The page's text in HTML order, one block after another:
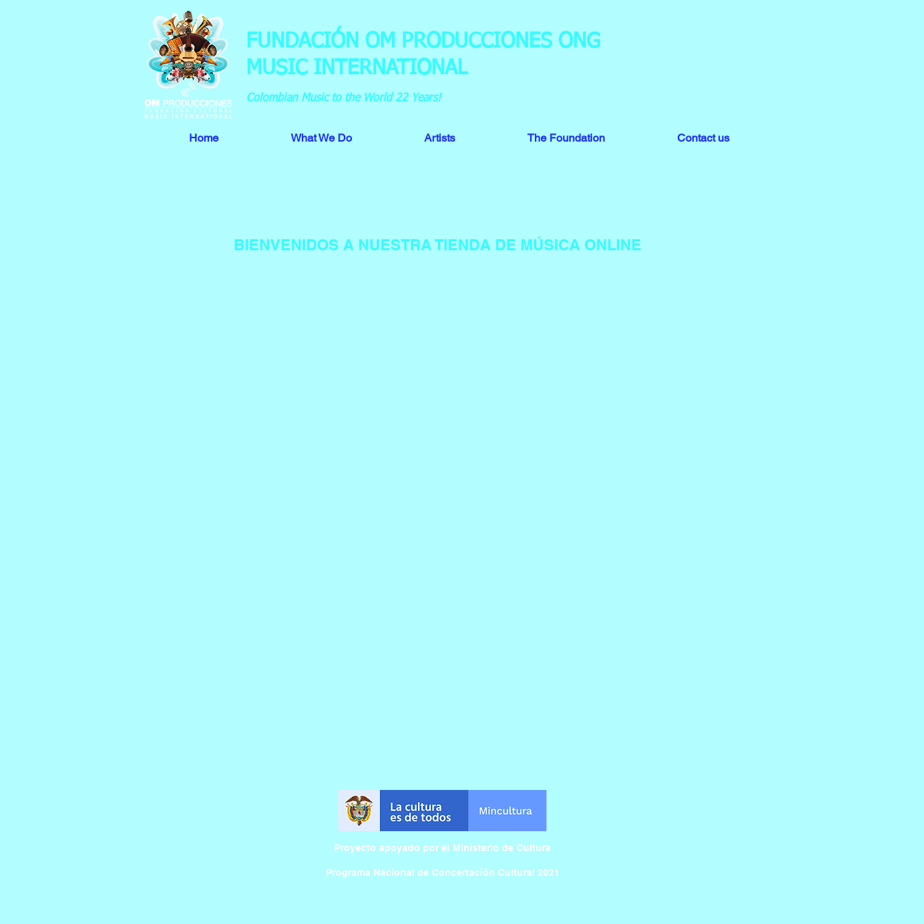
FUNDACIÓN OM PRODUCCIONES ONG
MUSIC INTERNATIONAL
Colombian Music to the World 22 Years!
Home What We Do Artists The Foundation Contact us
BIENVENIDOS A NUESTRA TIENDA DE MÚSICA ONLINE
Proyecto apoyado por el Ministerio de Cultura
Programa Nacional de Concertación Cultural 2021